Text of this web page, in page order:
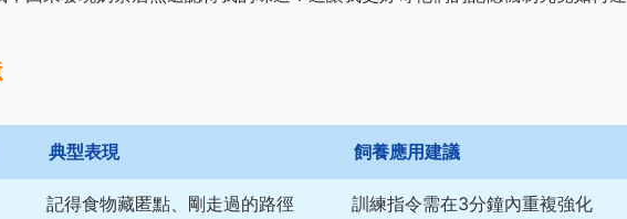
典型表現 飼養應用建議
記得食物藏匿點、剛走過的路徑 訓練指令需在3分鐘內重複強化